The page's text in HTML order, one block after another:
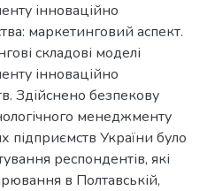
інноваційно
маркетинговий аспект.
складові моделі
інноваційно
Здійснено безпекову
менеджменту
підприємств України було
респондентів, які
в Полтавській,